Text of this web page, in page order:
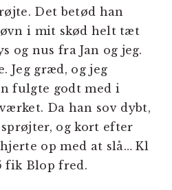
Det betød han
i mit skød helt tæt
og nus fra Jan og jeg.
Jeg græd, og jeg
fulgte godt med i
Da han sov dybt,
og kort efter
op med at slå… Kl
fik Blop fred.